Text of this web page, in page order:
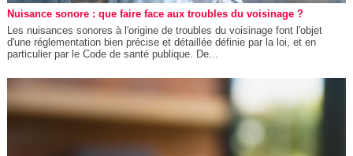
Nuisance sonore : que faire face aux troubles du voisinage ?
Les nuisances sonores à l'origine de troubles du voisinage font l'objet
d'une réglementation bien précise et détaillée définie par la loi, et en
particulier par le Code de santé publique. De...